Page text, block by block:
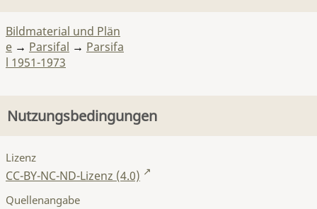
Bildmaterial und Plän
e → Parsifal → Parsifa
l 1951-1973
Nutzungsbedingungen
Lizenz
CC-BY-NC-ND-Lizenz (4.0)
Quellenangabe